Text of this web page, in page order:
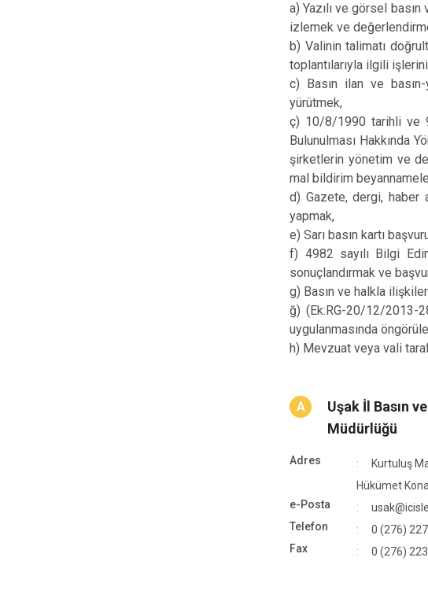
a) Yazılı ve görsel
izlemek ve
b) Valinin talimatı
toplantılarıyla ilgili
c) Basın ilan ve
yürütmek,
ç) 10/8/1990 tarihli ve
Bulunulması Hakkında
şirketlerin yönetim ve
mal bildirim
d) Gazete, dergi,
yapmak,
e) Sarı basın kartı
f) 4982 sayılı Bilgi
sonuçlandırmak ve
g) Basın ve halkla
ğ) (Ek:RG-20/12/2013-
uygulanmasında
h) Mevzuat veya vali
A
Uşak İl Basın
Müdürlüğü
Adres
Kurtuluş
Hükümet
e-Posta
Telefon
0 (276)
Fax
0 (276)